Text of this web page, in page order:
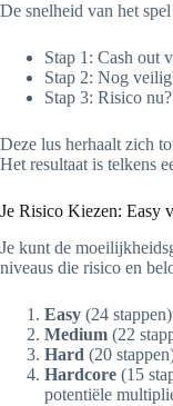
De snelheid van het
Stap 1: Cash out
Stap 2: Nog
Stap 3: Risico
Deze lus herhaalt zich
Het resultaat is telkens
Je Risico Kiezen: Easy
Je kunt de
niveaus die risico en
Easy (24
Medium (22
Hard (20
Hardcore (15
potentiële